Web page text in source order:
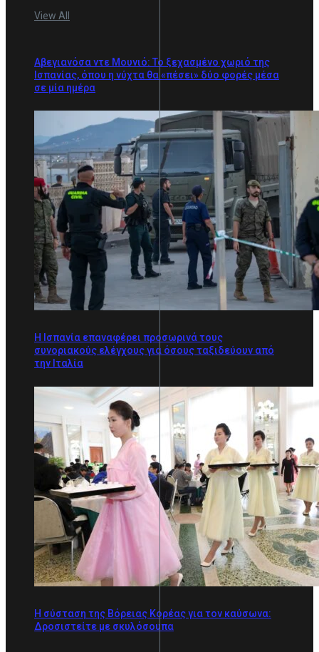
View All
Αβεγιανόσα ντε Μουνιό: Το ξεχασμένο χωριό της
Ισπανίας, όπου η νύχτα θα «πέσει» δύο φορές μέσα
σε μία ημέρα
Η Ισπανία επαναφέρει προσωρινά τους
συνοριακούς ελέγχους για όσους ταξιδεύουν από
την Ιταλία
Η σύσταση της Βόρειας Κορέας για τον καύσωνα:
Δροσιστείτε με σκυλόσουπα